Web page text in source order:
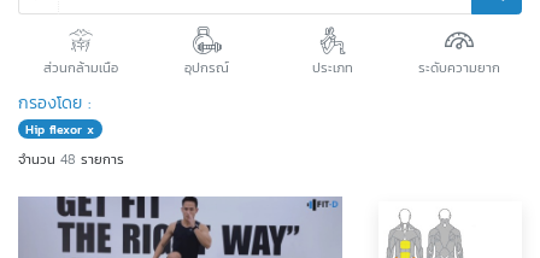
ส่วนกล้ามเนือ อุปกรณ์ ประเภท ระดับความยาก
กรองโดย :
Hip flexor x
จำนวน 48 รายการ